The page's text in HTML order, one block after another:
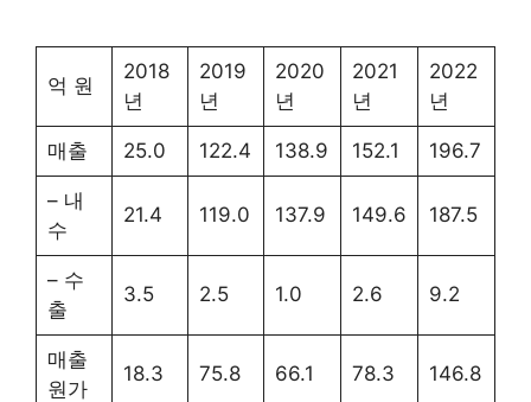
억 원
2018
년
2019
년
2020
년
2021
년
2022
년
매출 25.0 122.4 138.9 152.1 196.7
– 내
수
21.4 119.0 137.9 149.6 187.5
– 수
출
3.5 2.5 1.0 2.6 9.2
매출
원가
18.3 75.8 66.1 78.3 146.8